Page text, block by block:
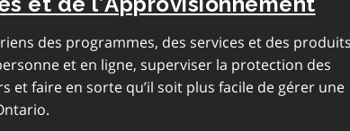
des programmes, des services et des produits
et en ligne, superviser la protection des
et faire en sorte qu’il soit plus facile de gérer une